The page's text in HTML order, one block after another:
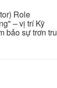
Role
– vị trí Kỹ
bảo sự trơn tru